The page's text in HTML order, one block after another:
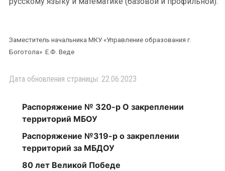
Заместитель начальника МКУ «Управление образования г.
Боготола» Е.Ф. Веде
Дата обновления страницы: 22.06.2023
Распоряжение № 320-р О закреплении
территорий МБОУ
Распоряжение №319-р о закреплении
территорий за МБДОУ
80 лет Великой Победе